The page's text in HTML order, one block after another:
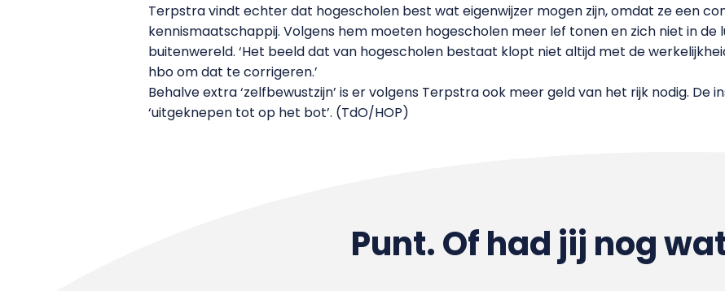
Terpstra vindt echter dat hogescholen best wat eigenwijzer mogen zijn, omdat ze een
kennismaatschappij. Volgens hem moeten hogescholen meer lef tonen en zich niet in de
buitenwereld. ‘Het beeld dat van hogescholen bestaat klopt niet altijd met de
hbo om dat te corrigeren.’
Behalve extra ‘zelfbewustzijn’ is er volgens Terpstra ook meer geld van het rijk nodig. De
‘uitgeknepen tot op het bot’. (TdO/HOP)
Punt. Of had jij nog